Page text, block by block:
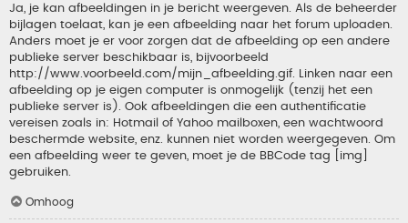
Ja, je kan afbeeldingen in je bericht weergeven. Als de beheerder
bijlagen toelaat, kan je een afbeelding naar het forum uploaden.
Anders moet je er voor zorgen dat de afbeelding op een andere
publieke server beschikbaar is, bijvoorbeeld
http://www.voorbeeld.com/mijn_afbeelding.gif. Linken naar een
afbeelding op je eigen computer is onmogelijk (tenzij het een
publieke server is). Ook afbeeldingen die een authentificatie
vereisen zoals in: Hotmail of Yahoo mailboxen, een wachtwoord
beschermde website, enz. kunnen niet worden weergegeven. Om
een afbeelding weer te geven, moet je de BBCode tag [img]
gebruiken.
Omhoog